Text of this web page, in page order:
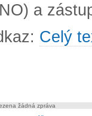
a
Celý
žádná zpráva